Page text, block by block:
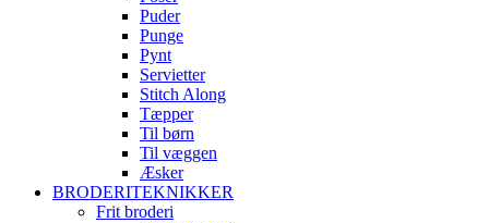
Puder
Punge
Pynt
Servietter
Stitch Along
Tæpper
Til børn
Til væggen
Æsker
BRODERITEKNIKKER
Frit broderi